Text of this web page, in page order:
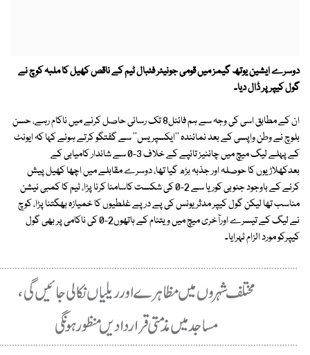
دوسرے ایشین یوتھ گیمز میں قومی جونیئر فٹبال ٹیم کے ناقص کھیل کا ملبہ کوچ نے
گول کیپر پر ڈال دیا۔
ان کے مطابق اسی کی وجہ سے ہم فائنل8 تک رسائی حاصل کرنے میں ناکام رہے، حسن
بلوچ نے وطن واپسی کے بعد نمائندہ ''ایکسپریس'' سے گفتگو کرتے ہوئے کہا کہ ایونٹ
کے پہلے لیگ میچ میں چائنیز تائپے کے خلاف 3-0 سے شاندار کامیابی کے
بعدکھلاڑیوں کا حوصلہ اور جذبہ بڑھ گیا تھا، دوسرے مقابلے میں اچھا کھیل پیش
کرنے کے باوجود جنوبی کوریا سے 2-0 کی شکست کاسامنا کرنا پڑا، ٹیم کا کمبی نیشن
مناسب تھا لیکن گول کیپر مدثر یونس کی پے درپے غلطیوں کا خمیازہ بھگتنا پڑا، کوچ
نے لیگ کے تیسرے اورآخری میچ میں ویتنام کے ہاتھوں2-0 کی ناکامی پر بھی گول
کیپرکو مورد الزام ٹہرایا۔